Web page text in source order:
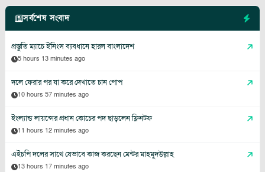
সর্বশেষ সংবাদ
প্রস্তুতি ম্যাচে ইনিংস ব্যবধানে হারল বাংলাদেশ
5 hours 13 minutes ago
দলে ফেরার পর যা করে দেখাতে চান পোপ
10 hours 57 minutes ago
ইংল্যান্ড লায়ন্সের প্রধান কোচের পদ ছাড়লেন ফ্লিনটফ
11 hours 12 minutes ago
এইচপি দলের সাথে যেভাবে কাজ করছেন মেন্টর মাহমুদউল্লাহ
13 hours 17 minutes ago